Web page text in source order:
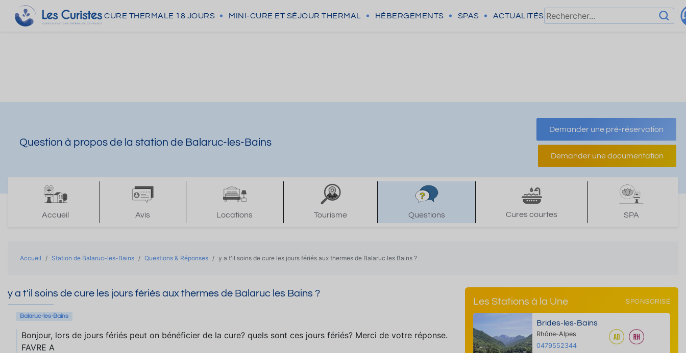
CURE THERMALE 18 JOURS MINI-CURE ET SÉJOUR THERMAL HÉBERGEMENTS SPAS ACTUALITÉS
Question à propos de la station de Balaruc-les-Bains
Demander une pré-réservation
Demander une documentation
Accueil Avis Locations Tourisme Questions Cures courtes SPA
Accueil Station de Balaruc-les-Bains Questions & Réponses y a t'il soins de cure les jours fériés aux thermes de Balaruc les Bains ?
y a t'il soins de cure les jours fériés aux thermes de Balaruc les Bains ?
Balaruc-les-Bains
Bonjour, lors de jours fériés peut on bénéficier de la cure? quels sont ces jours fériés? Merci de votre réponse.
FAVRE A
Les Stations à la Une SPONSORISÉ
Brides-les-Bains
Rhône-Alpes
0479552344